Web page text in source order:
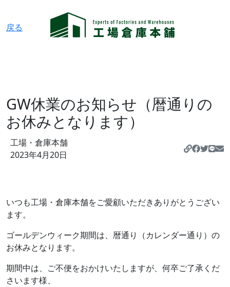
戻る
GW休業のお知らせ（暦通りの
お休みとなります）
工場・倉庫本舗
2023年4月20日
https://
いつも工場・倉庫本舗をご愛顧いただきありがとうござい
ます。
ゴールデンウィーク期間は、暦通り（カレンダー通り）の
お休みとなります。
期間中は、ご不便をおかけいたしますが、何卒ご了承くだ
さいます様、